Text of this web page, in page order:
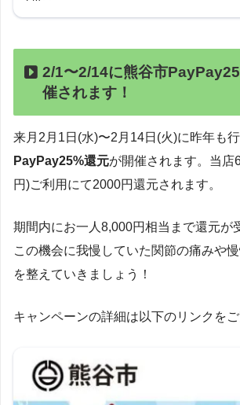
2/1〜2/14に熊谷市
催されます！
来月2月1日(水)〜2月14日(火)に昨年も
PayPay25%還元が開催されます。当店
円)ご利用にて2000円還元されます。
期間内にお一人8,000円相当まで還元が
この機会に我慢していた関節の痛みや
を整えていきましょう！
キャンペーンの詳細は以下のリンクをご